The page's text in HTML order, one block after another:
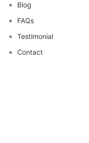
Blog
FAQs
Testimonial
Contact